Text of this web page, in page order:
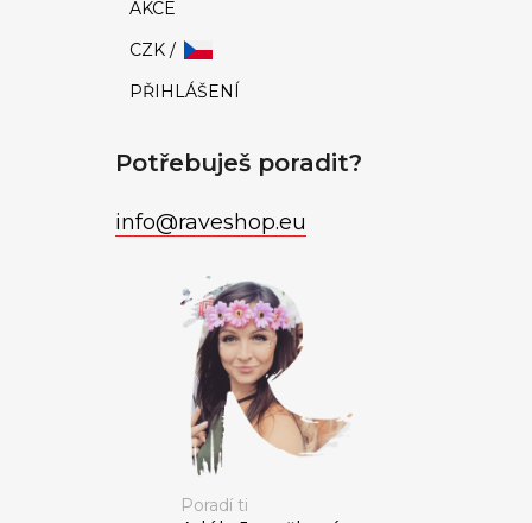
AKCE
CZK /
PŘIHLÁŠENÍ
Potřebuješ poradit?
info@raveshop.eu
Poradí ti